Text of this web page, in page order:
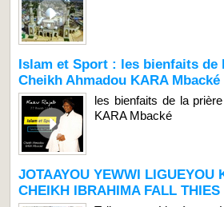
Islam et Sport : les bienfaits de
Cheikh Ahmadou KARA Mbacké
les bienfaits de la
KARA Mbacké
JOTAAYOU YEWWI LIGUEYOU
CHEIKH IBRAHIMA FALL